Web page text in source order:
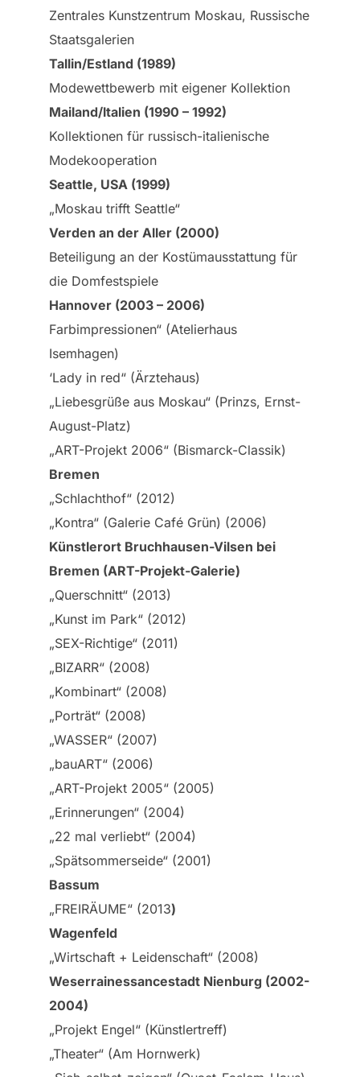
Zentrales Kunstzentrum Moskau, Russische
Staatsgalerien
Tallin/Estland (1989)
Modewettbewerb mit eigener Kollektion
Mailand/ltalien (1990 – 1992)
Kollektionen für russisch-italienische
Modekooperation
Seattle, USA (1999)
„Moskau trifft Seattle“
Verden an der Aller (2000)
Beteiligung an der Kostümausstattung für
die Domfestspiele
Hannover (2003 – 2006)
Farbimpressionen“ (Atelierhaus
Isemhagen)
‘Lady in red“ (Ärztehaus)
„Liebesgrüße aus Moskau“ (Prinzs, Ernst-
August-Platz)
„ART-Projekt 2006“ (Bismarck-Classik)
Bremen
„Schlachthof“ (2012)
„Kontra“ (Galerie Café Grün) (2006)
Künstlerort Bruchhausen-Vilsen bei
Bremen (ART-Projekt-Galerie)
„Querschnitt“ (2013)
„Kunst im Park“ (2012)
„SEX-Richtige“ (2011)
„BIZARR“ (2008)
„Kombinart“ (2008)
„Porträt“ (2008)
„WASSER“ (2007)
„bauART“ (2006)
„ART-Projekt 2005“ (2005)
„Erinnerungen“ (2004)
„22 mal verliebt“ (2004)
„Spätsommerseide“ (2001)
Bassum
„FREIRÄUME“ (2013)
Wagenfeld
„Wirtschaft + Leidenschaft“ (2008)
Weserrainessancestadt Nienburg (2002-
2004)
„Projekt Engel“ (Künstlertreff)
„Theater“ (Am Hornwerk)